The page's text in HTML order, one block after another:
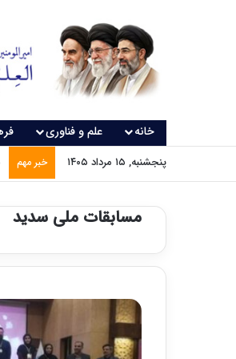
خانه علم و فناوری
پنجشنبه, ۱۵ مرداد ۱۴۰۵ خبر مهم
مسابقات ملی سدید